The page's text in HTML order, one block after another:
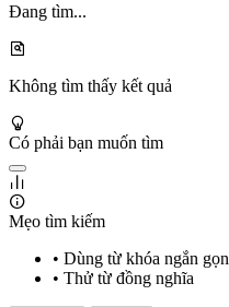
Đang tìm...
Không tìm thấy kết quả
Có phải bạn muốn tìm
Mẹo tìm kiếm
• Dùng từ khóa ngắn gọn
• Thử từ đồng nghĩa